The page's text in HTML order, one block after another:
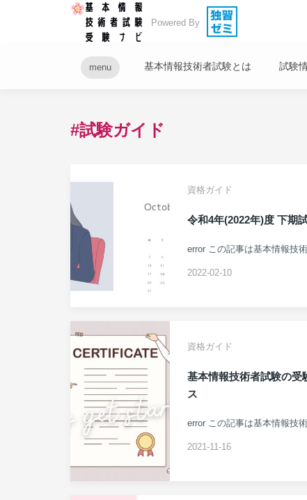
Powered By
menu 基本情報技術者試験とは 試験
#試験ガイド
資格ガイド
令和4年(2022年)度 下期
error この記事は基本情報技
2022-02-10
資格ガイド
基本情報技術者試験の受
ス
error この記事は基本情報技
2021-11-16